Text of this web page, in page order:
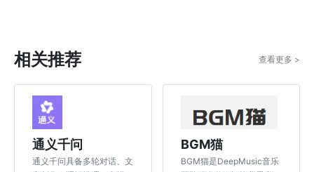
相关推荐 查看更多 >
通义千问
通义千问具备多轮对话、文
BGM猫
BGM猫是DeepMusic音乐